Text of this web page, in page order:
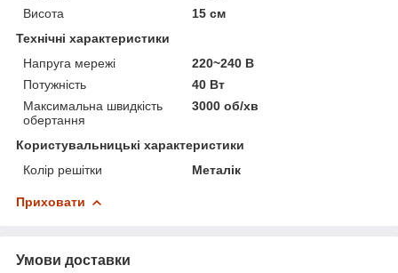
Висота
15 см
Технічні характеристики
Напруга мережі
220~240 В
Потужність
40 Вт
Максимальна швидкість
обертання
3000 об/хв
Користувальницькі характеристики
Колір решітки
Металік
Приховати
Умови доставки